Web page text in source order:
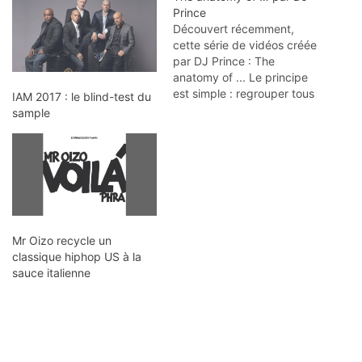
IAM 2017 : le blind-test du
sample
Prince
Découvert récemment,
cette série de vidéos créée
par DJ Prince : The
anatomy of ... Le principe
est simple : regrouper tous
Mr Oizo recycle un
classique hiphop US à la
sauce italienne